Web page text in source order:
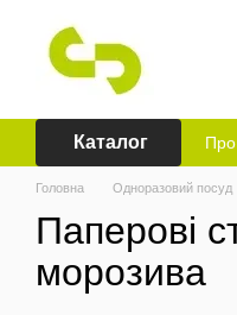
Каталог
Головна Одноразовий посуд
Паперові
морозива